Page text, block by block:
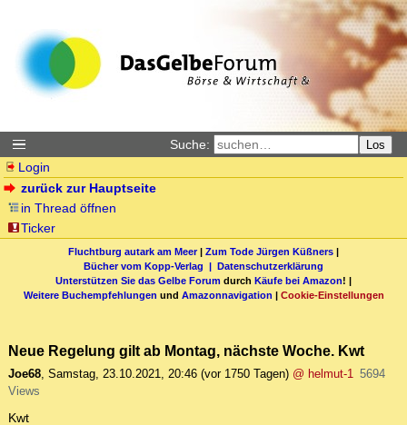
Suche: Los
Login
zurück zur Hauptseite
in Thread öffnen
Ticker
Fluchtburg autark am Meer| Zum Tode Jürgen Küßners |
Bücher vom Kopp-Verlag | Datenschutzerklärung
Unterstützen Sie das Gelbe Forum durch Käufe bei Amazon! |
Weitere Buchempfehlungen und Amazonnavigation | Cookie-Einstellungen
Neue Regelung gilt ab Montag, nächste Woche. Kwt
Joe68, Samstag, 23.10.2021, 20:46 (vor 1750 Tagen) @ helmut-1 5694
Views
Kwt